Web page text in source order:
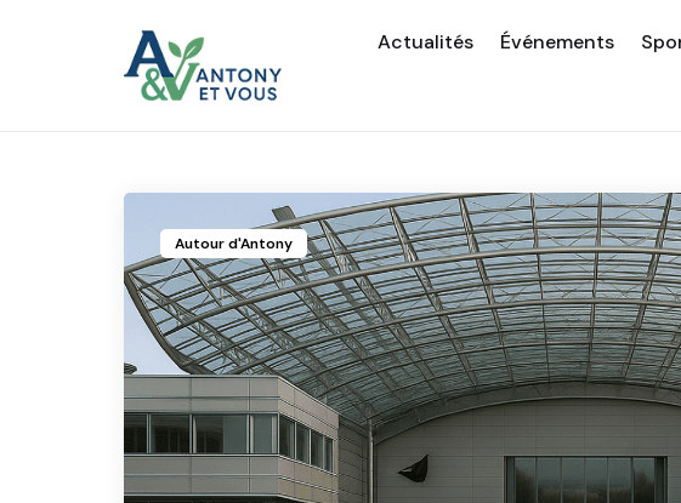
Actualités Événements
Autour d'Antony